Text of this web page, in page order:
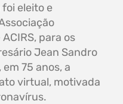
eleito e
para os
Jean Sandro
75 anos, a
virtual, motivada